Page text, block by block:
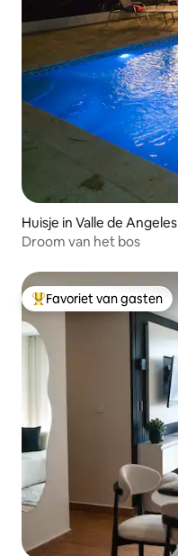
Huisje in Valle de Angeles
Droom van het bos
Topfavoriet van gasten
Favoriet van gasten